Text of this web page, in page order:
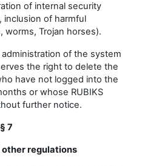
of internal security
inclusion of harmful
Trojan horses).
of the system
the right to delete the
have not logged into the
or whose RUBIKS
further notice.
§ 7
regulations